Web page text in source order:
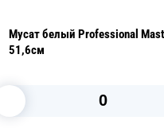
Мусат белый Professional
51,6см